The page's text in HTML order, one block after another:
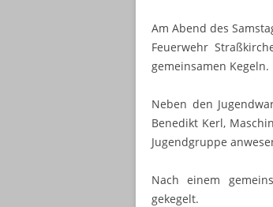
Am Abend des
Feuerwehr
gemeinsamen Kegeln.
Neben den
Benedikt Kerl,
Jugendgruppe
Nach einem
gekegelt.